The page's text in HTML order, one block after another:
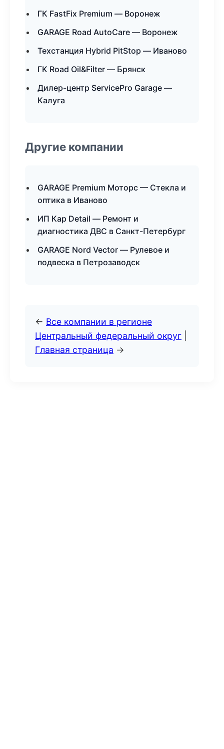
ГК FastFix Premium — Воронеж
GARAGE Road AutoCare — Воронеж
Техстанция Hybrid PitStop — Иваново
ГК Road Oil&Filter — Брянск
Дилер-центр ServicePro Garage —
Калуга
Другие компании
GARAGE Premium Моторс — Стекла и
оптика в Иваново
ИП Кар Detail — Ремонт и
диагностика ДВС в Санкт-Петербург
GARAGE Nord Vector — Рулевое и
подвеска в Петрозаводск
← Все компании в регионе
Центральный федеральный округ
Главная страница →